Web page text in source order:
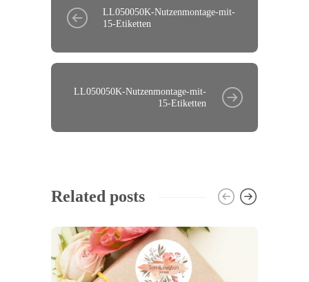
LL050050K-Nutzenmontage-mit-
15-Etiketten
LL050050K-Nutzenmontage-mit-
15-Etiketten
Related posts